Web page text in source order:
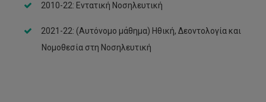
2010-22: Εντατική Νοσηλευτική
2021-22: (Αυτόνομο μάθημα) Ηθική, Δεοντολογία και
Νομοθεσία στη Νοσηλευτική